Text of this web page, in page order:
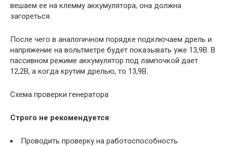
вешаем ее на клемму аккумулятора, она должна
загореться.
После чего в аналогичном порядке подключаем дрель и
напряжение на вольтметре будет показывать уже 13,9В. В
пассивном режиме аккумулятор под лампочкой дает
12,2В, а когда крутим дрелью, то 13,9В.
Схема проверки генератора
Строго не рекомендуется:
Проводить проверку на работоспособность